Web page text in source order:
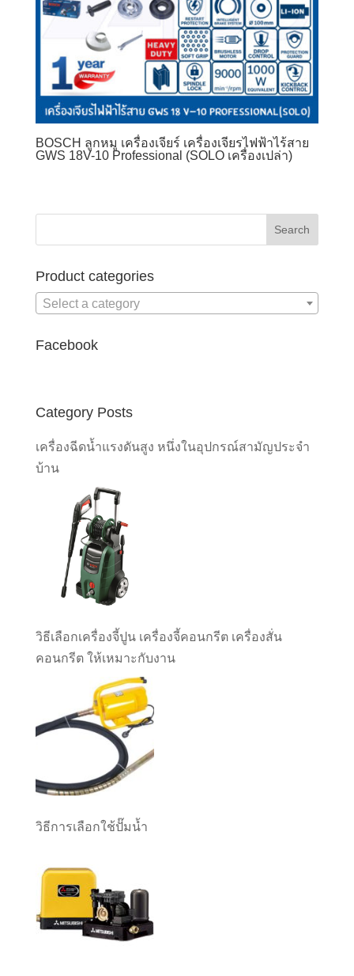
BOSCH ลูกหมู เครื่องเจียร์ เครื่องเจียรไฟฟ้าไร้สาย
GWS 18V-10 Professional (SOLO เครื่องเปล่า)
Product categories
Select a category
Facebook
Category Posts
เครื่องฉีดน้ำแรงดันสูง หนึ่งในอุปกรณ์สามัญประจำ
บ้าน
วิธีเลือกเครื่องจี้ปูน เครื่องจี้คอนกรีต เครื่องสั่น
คอนกรีต ให้เหมาะกับงาน
วิธีการเลือกใช้ปั๊มน้ำ